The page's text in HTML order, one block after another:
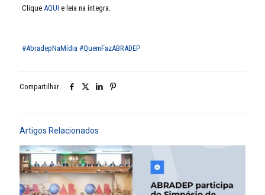
Clique AQUI e leia na íntegra.
#AbradepNaMídia #QuemFazABRADEP
Compartilhar
Artigos Relacionados